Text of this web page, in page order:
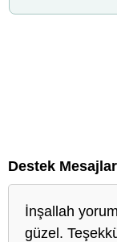
Destek
İnşallah
güzel.